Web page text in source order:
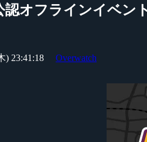
認オフラインイベン
) 23:41:18 Overwatch